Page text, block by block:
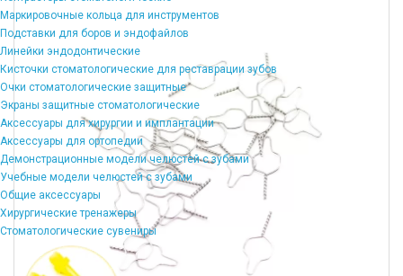
Маркировочные кольца для инструментов
Подставки для боров и эндофайлов
Линейки эндодонтические
Кисточки стоматологические для реставрации зубов
Очки стоматологические защитные
Экраны защитные стоматологические
Аксессуары для хирургии и имплантации
Аксессуары для ортопедии
Демонстрационные модели челюстей с зубами
Учебные модели челюстей с зубами
Общие аксессуары
Хирургические тренажеры
Стоматологические сувениры